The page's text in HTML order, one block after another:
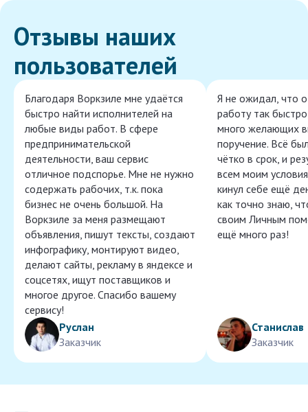
Отзывы наших
пользователей
Благодаря Воркзиле мне удаётся
быстро найти исполнителей на
любые виды работ. В сфере
предпринимательской
деятельности, ваш сервис
отличное подспорье. Мне не нужно
содержать рабочих, т.к. пока
бизнес не очень большой. На
Воркзиле за меня размещают
объявления, пишут тексты, создают
инфографику, монтируют видео,
делают сайты, рекламу в яндексе и
соцсетях, ищут поставщиков и
многое другое. Спасибо вашему
сервису!
Руслан
Заказчик
Я не ожидал, что
работу так
много желающих
поручение. Всё
чётко в срок, и
всем моим
кинул себе ещё
как точно знаю,
своим Личным
ещё много раз!
Станислав
Заказчик